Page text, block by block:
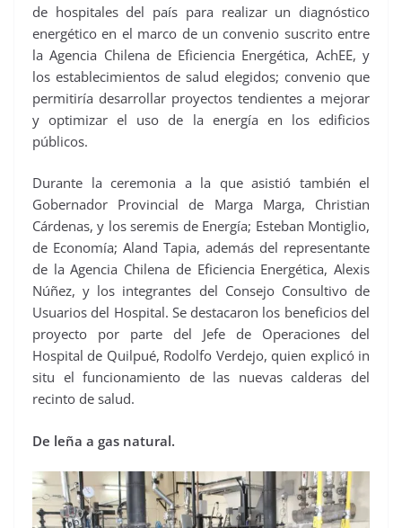
de hospitales del país para realizar un diagnóstico
energético en el marco de un convenio suscrito entre
la Agencia Chilena de Eficiencia Energética, AchEE, y
los establecimientos de salud elegidos; convenio que
permitiría desarrollar proyectos tendientes a mejorar
y optimizar el uso de la energía en los edificios
públicos.
Durante la ceremonia a la que asistió también el
Gobernador Provincial de Marga Marga, Christian
Cárdenas, y los seremis de Energía; Esteban Montiglio,
de Economía; Aland Tapia, además del representante
de la Agencia Chilena de Eficiencia Energética, Alexis
Núñez, y los integrantes del Consejo Consultivo de
Usuarios del Hospital. Se destacaron los beneficios del
proyecto por parte del Jefe de Operaciones del
Hospital de Quilpué, Rodolfo Verdejo, quien explicó in
situ el funcionamiento de las nuevas calderas del
recinto de salud.
De leña a gas natural.